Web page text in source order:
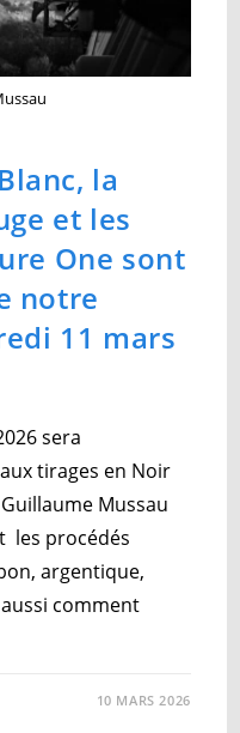
la
et les
One sont
notre
11 mars
sera
tirages en Noir
Mussau
les procédés
argentique,
comment
10 MARS 2026